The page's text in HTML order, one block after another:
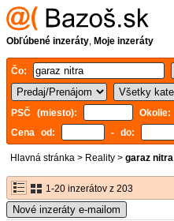
Obľúbené inzeráty, Moje inzeráty
Čo:
PSČ (miesto): Okolie:
Cena od:
- do:
Hlavná stránka > Reality > garaz nitra
1-20 inzerátov z 203
Nové inzeráty e-mailom